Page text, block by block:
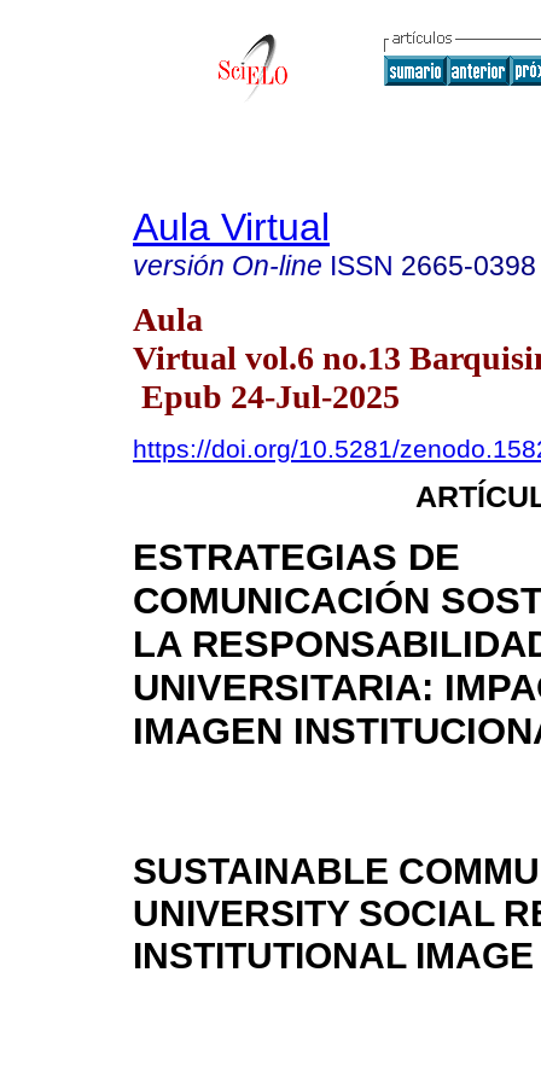
Aula Virtual
versión On-line ISSN 2665-0398
Aula
Virtual vol.6 no.13
Epub 24-Jul-2025
https://doi.org/10.5281/
ESTRATEGIAS DE
COMUNICACIÓN
LA
UNIVERSITARIA:
IMAGEN
SUSTAINABLE
UNIVERSITY SOCIAL
INSTITUTIONAL IMAGE